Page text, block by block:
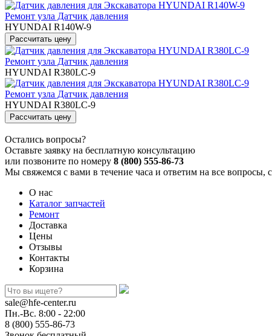
Ремонт узла Датчик давления
HYUNDAI R140W-9
Ремонт узла Датчик давления
HYUNDAI R380LC-9
Ремонт узла Датчик давления
HYUNDAI R380LC-9
Остались вопросы?
Оставьте заявку на бесплатную консультацию
или позвоните по номеру 8 (800) 555-86-73
Мы свяжемся с вами в течение часа и ответим на все вопросы,
О нас
Каталог запчастей
Ремонт
Доставка
Цены
Отзывы
Контакты
Корзина
sale@hfe-center.ru
Пн.-Вс. 8:00 - 22:00
8 (800) 555-86-73